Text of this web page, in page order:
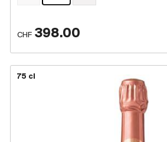
CHF 398.00
75 cl